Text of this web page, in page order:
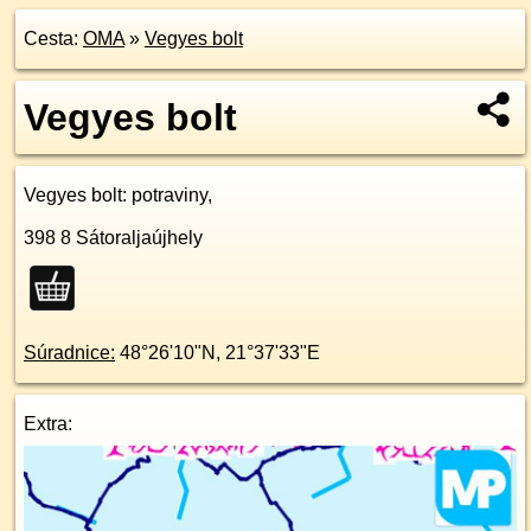
Cesta: OMA» Vegyes bolt
Vegyes bolt
Vegyes bolt: potraviny,
398 8 Sátoraljaújhely
Súradnice: 48°26'10"N , 21°37'33"E
Extra: